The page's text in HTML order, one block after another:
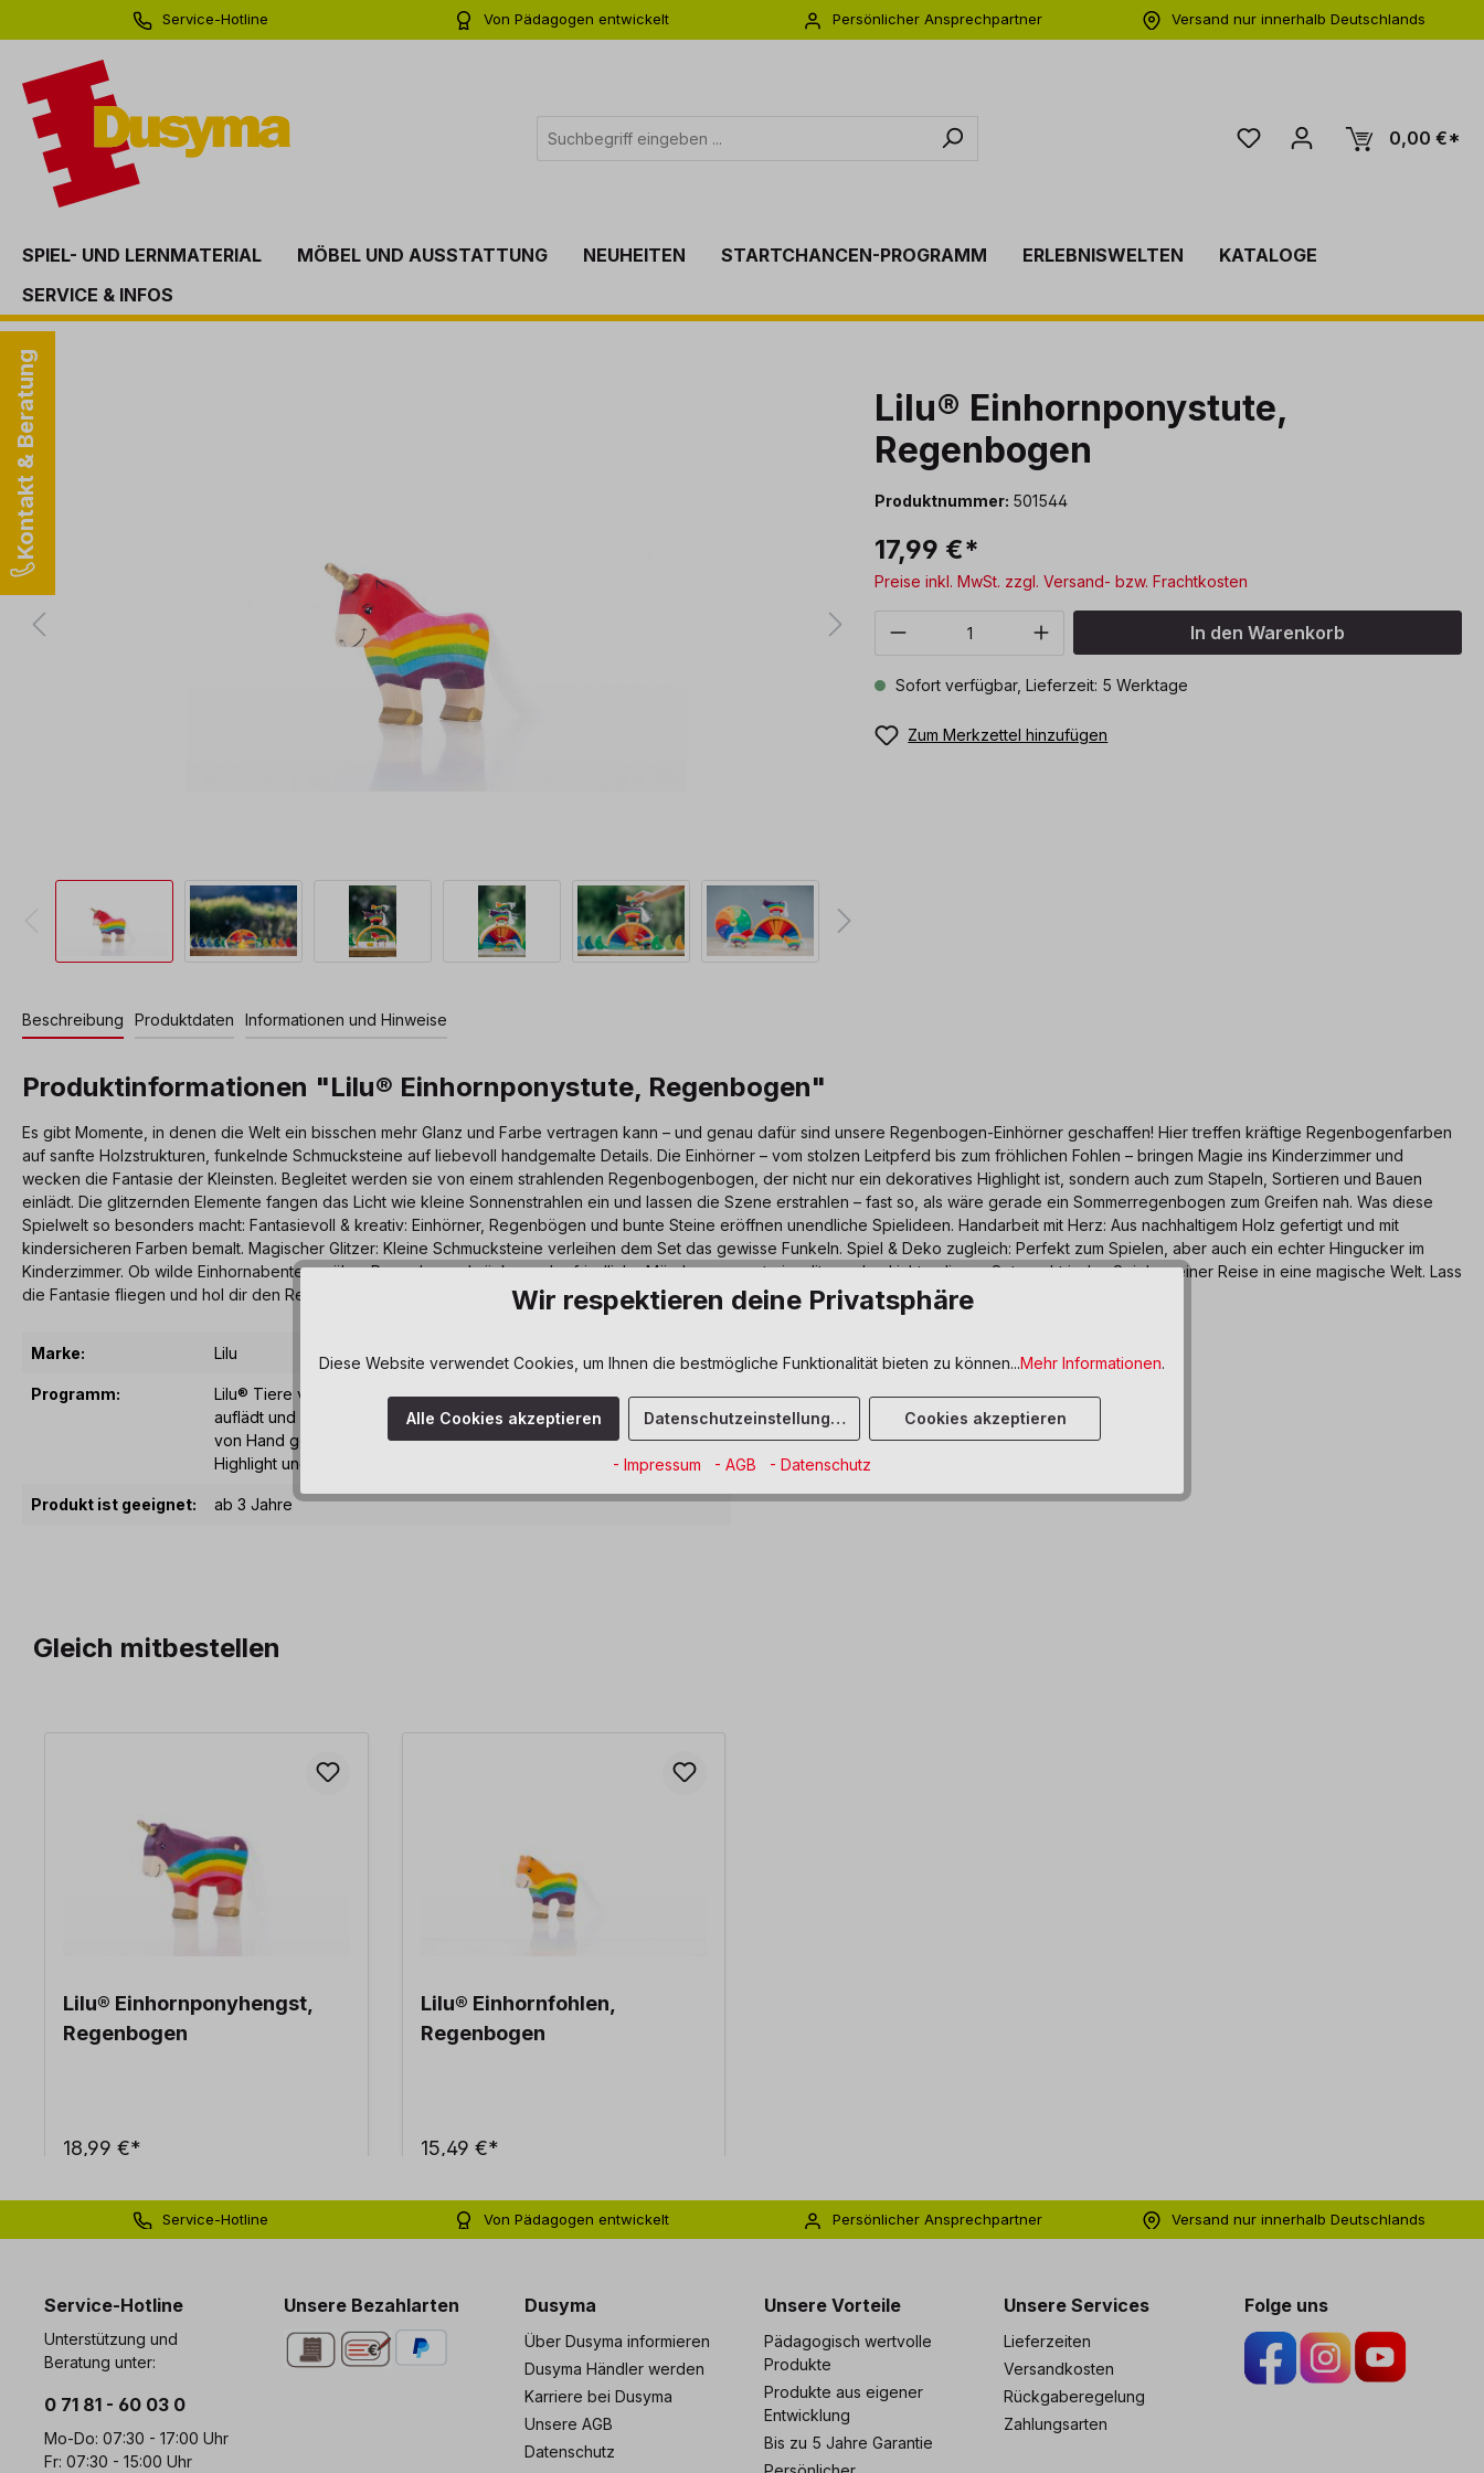
Zur Hauptnavigation springen
Service-Hotline
Von Pädagogen entwickelt
Persönlicher Ansprechpartner
Versand nur innerhalb Deutschlands
0,00 €*
SPIEL- UND LERNMATERIAL MÖBEL UND AUSSTATTUNG NEUHEITEN STARTCHANCEN-PROGRAMM ERLEBNISWELTEN
KATALOGE
SERVICE & INFOS
Kontakt & Beratung
Bildergalerie überspringen
Lilu® Einhornponystute,
Regenbogen
Produktnummer: 501544
17,99 €*
Preise inkl. MwSt. zzgl. Versand- bzw. Frachtkosten
Produkt Anzahl: Gib den gewünschten Wert
In den Warenkorb
Sofort verfügbar, Lieferzeit: 5 Werktage
Zum Merkzettel hinzufügen
Beschreibung Produktdaten Informationen und Hinweise
Produktinformationen "Lilu® Einhornponystute, Regenbogen"
Es gibt Momente, in denen die Welt ein bisschen mehr Glanz und Farbe vertragen kann – und genau dafür sind unsere Regenbogen-Einhörner geschaffen! Hier treffen kräftige Regenbogenfarben
auf sanfte Holzstrukturen, funkelnde Schmucksteine auf liebevoll handgemalte Details. Die Einhörner – vom stolzen Leitpferd bis zum fröhlichen Fohlen – bringen Magie ins Kinderzimmer und
wecken die Fantasie der Kleinsten. Begleitet werden sie von einem strahlenden Regenbogenbogen, der nicht nur ein dekoratives Highlight ist, sondern auch zum Stapeln, Sortieren und Bauen
einlädt. Die glitzernden Elemente fangen das Licht wie kleine Sonnenstrahlen ein und lassen die Szene erstrahlen – fast so, als wäre gerade ein Sommerregenbogen zum Greifen nah. Was diese
Spielwelt so besonders macht: Fantasievoll & kreativ: Einhörner, Regenbögen und bunte Steine eröffnen unendliche Spielideen. Handarbeit mit Herz: Aus nachhaltigem Holz gefertigt und mit
kindersicheren Farben bemalt. Magischer Glitzer: Kleine Schmucksteine verleihen dem Set das gewisse Funkeln. Spiel & Deko zugleich: Perfekt zum Spielen, aber auch ein echter Hingucker im
Kinderzimmer. Ob wilde Einhornabenteuer über Regenbogenbrücken oder friedliche Märchenmomente im glitzernden Licht – dieses Set macht jedes Spiel zu einer Reise in eine magische Welt. Lass
die Fantasie fliegen und hol dir den Regenbogenzauber nach Hause!
Marke: Lilu
Programm:
Lilu® Tiere verzaubern mit einem kleinen Herz, das sich bei Licht
auflädt und im Dunkeln sanft leuchtet. Aus FSC®-zertifiziertem Holz,
von Hand geschliffen und bemalt. Für Rollenspiele, als dekoratives
Highlight und Ergänzung jedes Kleine-Welt-Spiels.
Produkt ist geeignet: ab 3 Jahre
Gleich mitbestellen
Lilu® Einhornponyhengst,
Regenbogen
18,99 €*
Lilu® Einhornfohlen,
Regenbogen
15,49 €*
Service-Hotline
Von Pädagogen entwickelt
Persönlicher Ansprechpartner
Versand nur innerhalb Deutschlands
Service-Hotline
Unterstützung und
Beratung unter:
0 71 81 - 60 03 0
Mo-Do: 07:30 - 17:00 Uhr
Fr: 07:30 - 15:00 Uhr
Unsere Bezahlarten Dusyma
Über Dusyma informieren
Dusyma Händler werden
Karriere bei Dusyma
Unsere AGB
Datenschutz
Unsere Vorteile
Pädagogisch wertvolle
Produkte
Produkte aus eigener
Entwicklung
Bis zu 5 Jahre Garantie
Unsere Services
Lieferzeiten
Versandkosten
Rückgaberegelung
Zahlungsarten
Folge uns
Wir respektieren deine Privatsphäre
Diese Website verwendet Cookies, um Ihnen die bestmögliche Funktionalität bieten zu können...Mehr Informationen.
Alle Cookies akzeptieren Datenschutzeinstellungen Cookies akzeptieren
- Impressum - AGB - Datenschutz